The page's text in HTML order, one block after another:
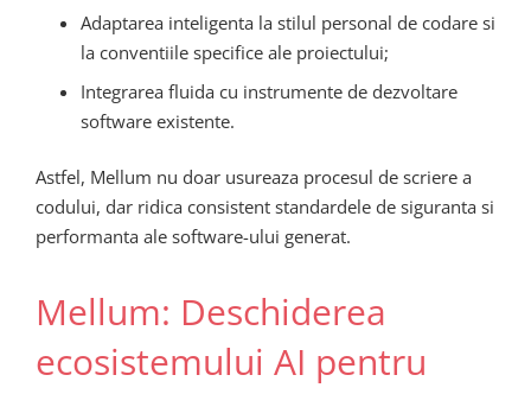
Adaptarea inteligenta la stilul personal de codare si
la conventiile specifice ale proiectului;
Integrarea fluida cu instrumente de dezvoltare
software existente.
Astfel, Mellum nu doar usureaza procesul de scriere a
codului, dar ridica consistent standardele de siguranta si
performanta ale software-ului generat.
Mellum: Deschiderea
ecosistemului AI pentru